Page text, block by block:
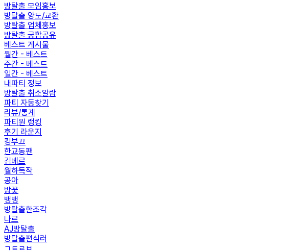
방탈출 모임홍보
방탈출 양도/교환
방탈출 업체홍보
방탈출 궁합공유
베스트 게시물
월간 - 베스트
주간 - 베스트
일간 - 베스트
내파티 정보
방탈출 취소알람
파티 자동찾기
리뷰/통계
파티원 랭킹
후기 라운지
킹부끄
한교동팬
김베르
월하독작
공아
방꽃
뱅뱅
방탈출한조각
나르
AJ방탈출
방탈출편식러
ㄱㅌㄹㅂ